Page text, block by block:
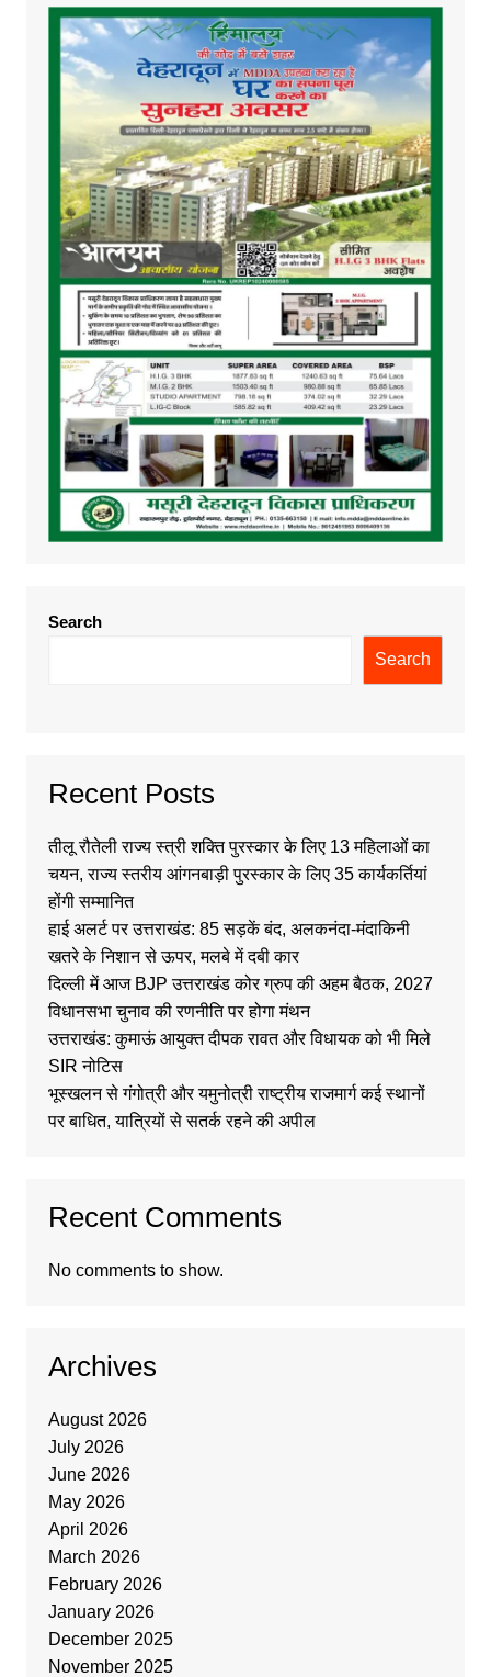
Search
Search
Recent Posts
तीलू रौतेली राज्य स्त्री शक्ति पुरस्कार के लिए 13 महिलाओं का
चयन, राज्य स्तरीय आंगनबाड़ी पुरस्कार के लिए 35 कार्यकर्तियां
होंगी सम्मानित
हाई अलर्ट पर उत्तराखंड: 85 सड़कें बंद, अलकनंदा-मंदाकिनी
खतरे के निशान से ऊपर, मलबे में दबी कार
दिल्ली में आज BJP उत्तराखंड कोर ग्रुप की अहम बैठक, 2027
विधानसभा चुनाव की रणनीति पर होगा मंथन
उत्तराखंड: कुमाऊं आयुक्त दीपक रावत और विधायक को भी मिले
SIR नोटिस
भूस्खलन से गंगोत्री और यमुनोत्री राष्ट्रीय राजमार्ग कई स्थानों
पर बाधित, यात्रियों से सतर्क रहने की अपील
Recent Comments
No comments to show.
Archives
August 2026
July 2026
June 2026
May 2026
April 2026
March 2026
February 2026
January 2026
December 2025
November 2025